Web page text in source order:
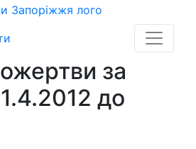
за
до